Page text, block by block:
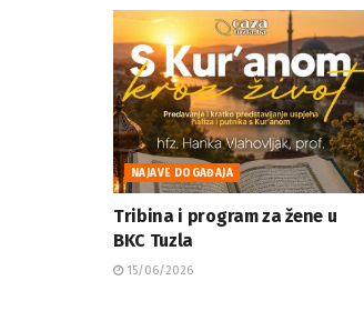
NAJAVE DOGAĐAJA
Tribina i program za žene u
BKC Tuzla
15/06/2026